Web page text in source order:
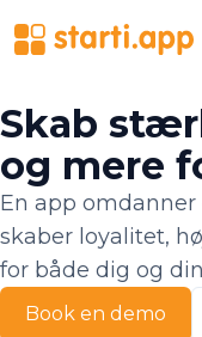
Skab
og mere
En app
skaber loyalitet,
for både dig og
Book en demo